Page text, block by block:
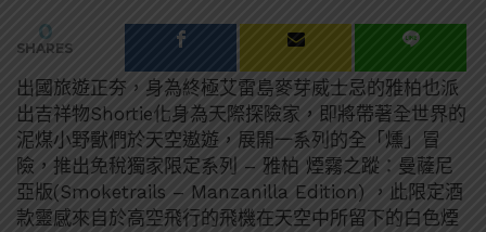
0
SHARES
出國旅遊正夯，身為終極艾雷島麥芽威士忌的雅柏也派
出吉祥物Shortie化身為天際探險家，即將帶著全世界的
泥煤小野獸們於天空遨遊，展開一系列的全「燻」冒
險，推出免稅獨家限定系列 – 雅柏 煙霧之蹤：曼薩尼
亞版(Smoketrails – Manzanilla Edition) ，此限定酒
款靈感來自於高空飛行的飛機在天空中所留下的白色煙